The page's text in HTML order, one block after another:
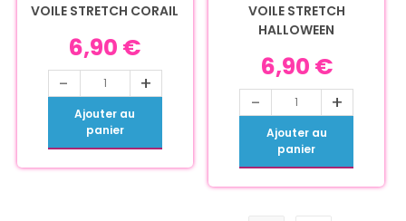
VOILE STRETCH CORAIL
6,90 €
- +
Ajouter au
panier
VOILE STRETCH
HALLOWEEN
6,90 €
- +
Ajouter au
panier